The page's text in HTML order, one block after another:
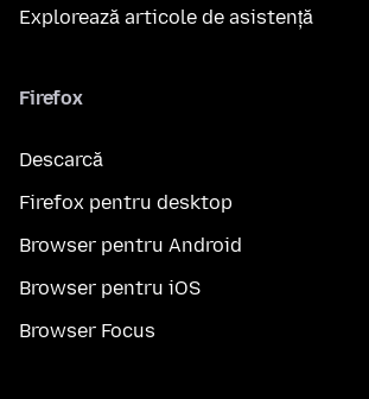
Explorează articole de asistență
Firefox
Descarcă
Firefox pentru desktop
Browser pentru Android
Browser pentru iOS
Browser Focus